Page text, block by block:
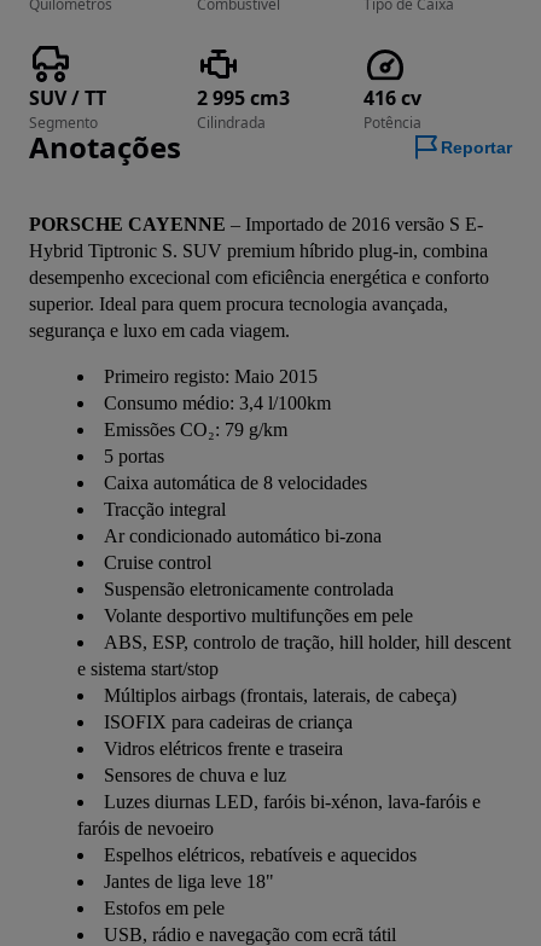
SUV / TT
Segmento
2 995 cm3
Cilindrada
416 cv
Potência
Anotações Reportar
PORSCHE CAYENNE – Importado de 2016 versão S E-
Hybrid Tiptronic S. SUV premium híbrido plug-in, combina
desempenho excecional com eficiência energética e conforto
superior. Ideal para quem procura tecnologia avançada,
segurança e luxo em cada viagem.
Primeiro registo: Maio 2015
Consumo médio: 3,4 l/100km
Emissões CO₂: 79 g/km
5 portas
Caixa automática de 8 velocidades
Tracção integral
Ar condicionado automático bi-zona
Cruise control
Suspensão eletronicamente controlada
Volante desportivo multifunções em pele
ABS, ESP, controlo de tração, hill holder, hill descent
e sistema start/stop
Múltiplos airbags (frontais, laterais, de cabeça)
ISOFIX para cadeiras de criança
Vidros elétricos frente e traseira
Sensores de chuva e luz
Luzes diurnas LED, faróis bi-xénon, lava-faróis e
faróis de nevoeiro
Espelhos elétricos, rebatíveis e aquecidos
Jantes de liga leve 18"
Estofos em pele
USB, rádio e navegação com ecrã tátil